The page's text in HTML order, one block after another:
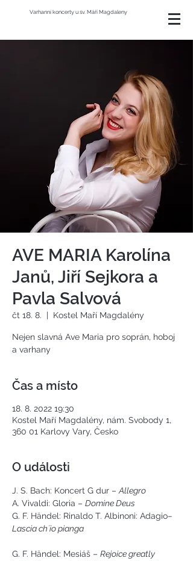
Varhanní koncerty u sv. Máří Magdaleny
AVE MARIA Karolína
Janů, Jiří Sejkora a
Pavla Salvová
čt 18. 8.
  |
Kostel Maří Magdalény
Nejen slavná Ave Maria pro soprán, hoboj
a varhany
Čas a místo
18. 8. 2022 19:30
Kostel Maří Magdalény, nám. Svobody 1,
360 01 Karlovy Vary, Česko
O události
J. S. Bach: Koncert G dur – Allegro
A. Vivaldi: Gloria – Domine Deus
G. F. Händel: Rinaldo T. Albinoni: Adagio–
G. F. Händel: Mesiáš – Rejoice greatly